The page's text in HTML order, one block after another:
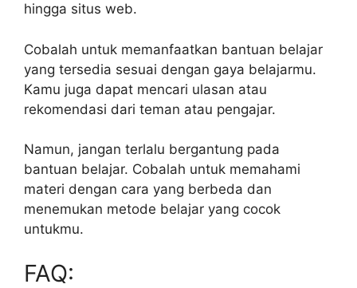
hingga situs web.
Cobalah untuk memanfaatkan bantuan belajar
yang tersedia sesuai dengan gaya belajarmu.
Kamu juga dapat mencari ulasan atau
rekomendasi dari teman atau pengajar.
Namun, jangan terlalu bergantung pada
bantuan belajar. Cobalah untuk memahami
materi dengan cara yang berbeda dan
menemukan metode belajar yang cocok
untukmu.
FAQ: